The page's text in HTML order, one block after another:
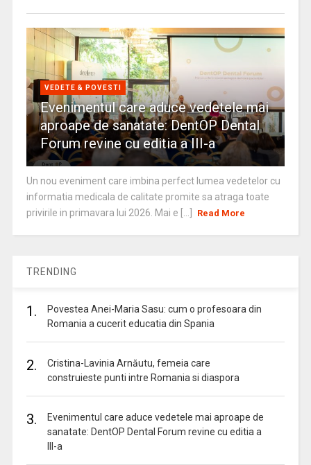
VEDETE & POVESTI
Evenimentul care aduce vedetele mai
aproape de sanatate: DentOP Dental
Forum revine cu editia a III-a
Un nou eveniment care imbina perfect lumea vedetelor cu
informatia medicala de calitate promite sa atraga toate
privirile in primavara lui 2026. Mai e [...]
Read More
TRENDING
1.
Povestea Anei-Maria Sasu: cum o profesoara din
Romania a cucerit educatia din Spania
2.
Cristina-Lavinia Arnăutu, femeia care
construieste punti intre Romania si diaspora
3.
Evenimentul care aduce vedetele mai aproape de
sanatate: DentOP Dental Forum revine cu editia a
III-a